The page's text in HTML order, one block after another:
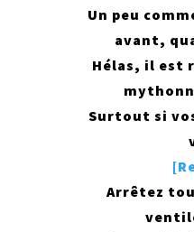
Un peu
avant,
Hélas, il est
Surtout si
Arrêtez